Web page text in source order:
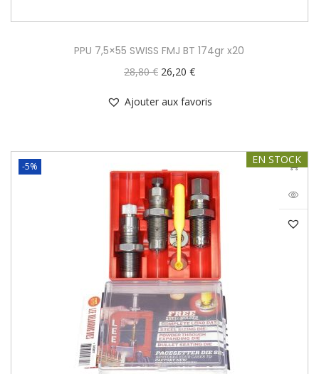
PPU 7,5×55 SWISS FMJ BT 174gr x20
28,80€ 26,20 €
Ajouter aux favoris
EN STOCK
-5%